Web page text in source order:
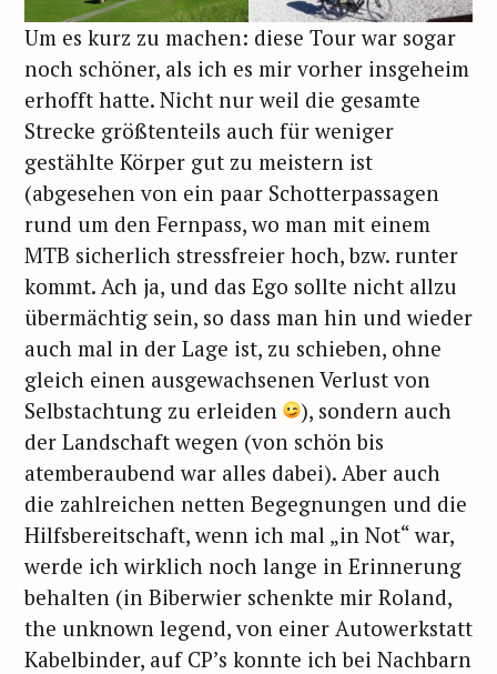
Um es kurz zu machen: diese Tour war sogar
noch schöner, als ich es mir vorher insgeheim
erhofft hatte. Nicht nur weil die gesamte
Strecke größtenteils auch für weniger
gestählte Körper gut zu meistern ist
(abgesehen von ein paar Schotterpassagen
rund um den Fernpass, wo man mit einem
MTB sicherlich stressfreier hoch, bzw. runter
kommt. Ach ja, und das Ego sollte nicht allzu
übermächtig sein, so dass man hin und wieder
auch mal in der Lage ist, zu schieben, ohne
gleich einen ausgewachsenen Verlust von
Selbstachtung zu erleiden
), sondern auch
der Landschaft wegen (von schön bis
atemberaubend war alles dabei). Aber auch
die zahlreichen netten Begegnungen und die
Hilfsbereitschaft, wenn ich mal „in Not“ war,
werde ich wirklich noch lange in Erinnerung
behalten (in Biberwier schenkte mir Roland,
the unknown legend, von einer Autowerkstatt
Kabelbinder, auf CP’s konnte ich bei Nachbarn